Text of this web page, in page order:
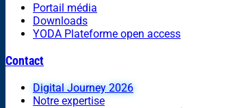
Portail média
Downloads
YODA Plateforme open access
Contact
Digital Journey 2026
Notre expertise